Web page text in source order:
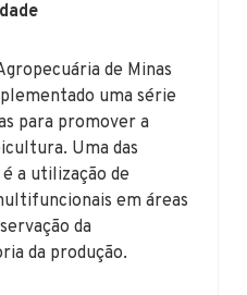
de Minas
uma série
para promover a
Uma das
a utilização de
em áreas
da
da produção.